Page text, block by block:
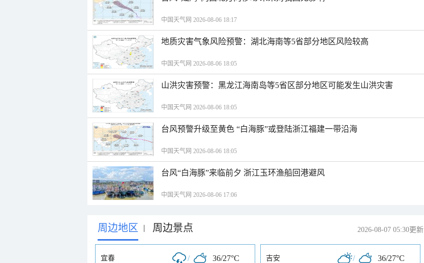
中国天气网 2026-08-06 18:17
地质灾害气象风险预警：湖北海南等5省部分地区风险较高
中国天气网 2026-08-06 18:05
山洪灾害预警：黑龙江海南岛等5省区部分地区可能发生山洪灾害
中国天气网 2026-08-06 18:05
台风预警升级至黄色 “白海豚”或登陆浙江福建一带沿海
中国天气网 2026-08-06 18:05
台风“白海豚”来临前夕 浙江玉环渔船回港避风
中国天气网 2026-08-06 17:06
周边地区 | 周边景点 2026-08-07 05:30更新
宜春 / 36/27°C 吉安 / 36/27°C